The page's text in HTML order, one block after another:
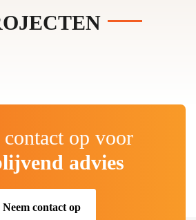
contact op voor
advies
Neem contact op